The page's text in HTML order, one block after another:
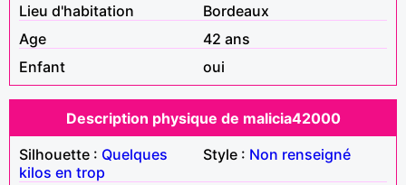
Lieu d'habitation
Bordeaux
Age
42 ans
Enfant
oui
Description physique de malicia42000
Silhouette : Quelques
kilos en trop
Style : Non renseigné